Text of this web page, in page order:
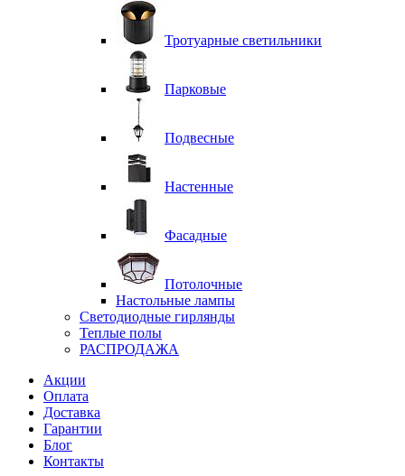
Тротуарные светильники
Парковые
Подвесные
Настенные
Фасадные
Потолочные
Настольные лампы
Светодиодные гирлянды
Теплые полы
РАСПРОДАЖА
Акции
Оплата
Доставка
Гарантии
Блог
Контакты